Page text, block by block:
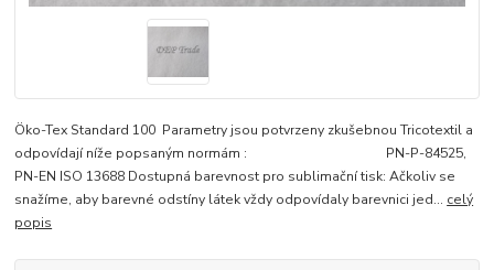
Öko-Tex Standard 100 Parametry jsou potvrzeny zkušebnou Tricotextil a
odpovídají níže popsaným normám : PN-P-84525,
PN-EN ISO 13688 Dostupná barevnost pro sublimační tisk: Ačkoliv se
snažíme, aby barevné odstíny látek vždy odpovídaly barevnici jed... celý
popis